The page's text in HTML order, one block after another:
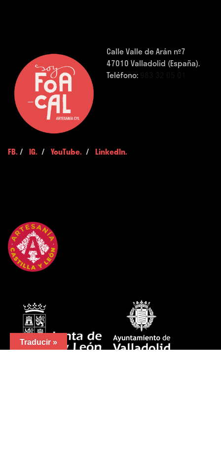
Calle Valle de Arán nº7
47010 Valladolid (España).
Teléfono:
FB. / IG. / YouTube. / LinkedIn.
Traducir »